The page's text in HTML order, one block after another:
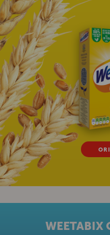
WEETABIX